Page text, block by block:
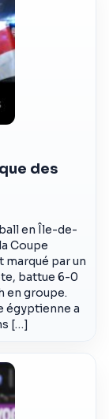
des
en Île-de-
Coupe
marqué par un
battue 6-0
en groupe.
égyptienne a
[…]